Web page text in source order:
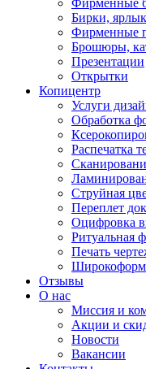
Бирки,
Фирменные
Брошюры,
Презентации
Открытки
Копицентр
Услуги
Обработка
Распечатка
Струйная
Переплет
Оцифровка
Ритуальная
Печать
Отзывы
О нас
Миссия и
Акции и
Новости
Вакансии